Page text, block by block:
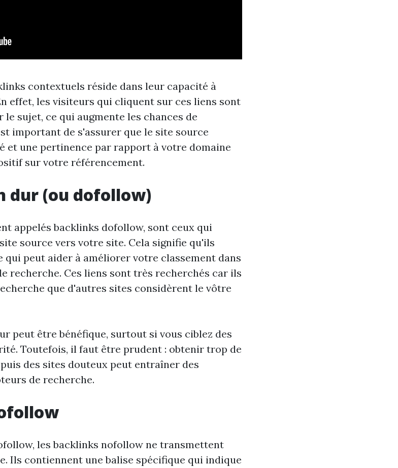
contextuels réside dans leur capacité à
effet, les visiteurs qui cliquent sur ces liens sont
sujet, ce qui augmente les chances de
important de s'assurer que le site source
et une pertinence par rapport à votre domaine
sur votre référencement.
dur (ou dofollow)
appelés backlinks dofollow, sont ceux qui
source vers votre site. Cela signifie qu'ils
qui peut aider à améliorer votre classement dans
recherche. Ces liens sont très recherchés car ils
que d'autres sites considèrent le vôtre
peut être bénéfique, surtout si vous ciblez des
Toutefois, il faut être prudent : obtenir trop de
des sites douteux peut entraîner des
de recherche.
les backlinks nofollow ne transmettent
Ils contiennent une balise spécifique qui indique